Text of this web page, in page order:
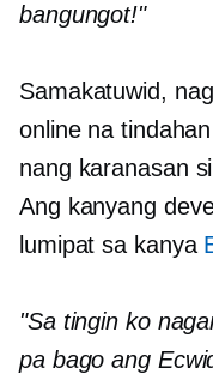
bangungot!"
Samakatuwid,
online na
nang karanasan
Ang kanyang
lumipat sa kanya
"Sa tingin ko
pa bago ang